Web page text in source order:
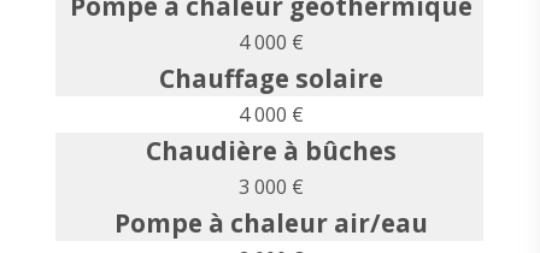
4 000 €
Chauffage solaire
4 000 €
Chaudière à bûches
3 000 €
Pompe à chaleur air/eau